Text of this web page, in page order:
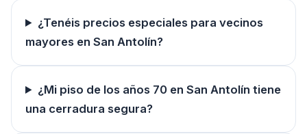
¿Tenéis precios especiales para vecinos
mayores en San Antolín?
¿Mi piso de los años 70 en San Antolín tiene
una cerradura segura?